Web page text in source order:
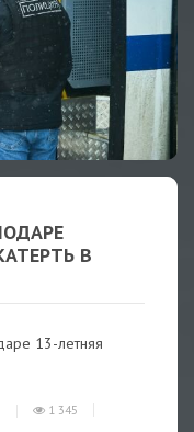
В
13-летняя
1 345